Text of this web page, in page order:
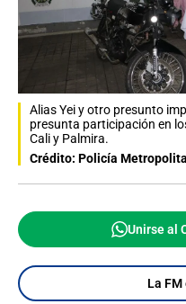
Alias Yei y otro presunto
presunta participación en
Cali y Palmira.
Crédito: Policía
Unirse al
La FM